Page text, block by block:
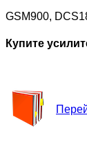
GSM900,
Купите